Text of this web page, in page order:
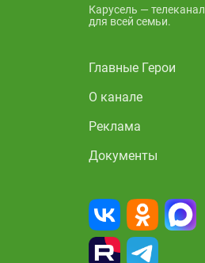
Карусель — телеканал
для всей семьи.
Главные Герои
О канале
Реклама
Документы